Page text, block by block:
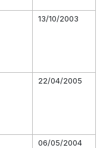
13/10/2003
22/04/2005
06/05/2004